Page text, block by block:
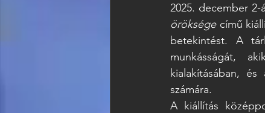
2025. december
öröksége című
betekintést. A
munkásságát,
kialakításában,
számára.
A kiállítás